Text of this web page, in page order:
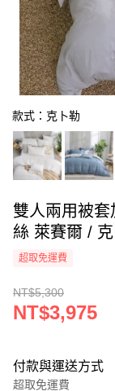
款式：克卜勒
雙人兩用被
絲 萊賽爾 /
超取免運費
NT$5,300
NT$3,975
付款與運送方式
超取免運費